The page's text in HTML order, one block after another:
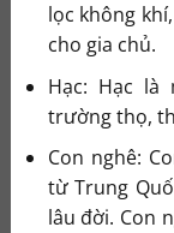
lọc không
cho gia chủ.
Hạc: Hạc
trường thọ,
Con nghê:
từ Trung
lâu đời. Con